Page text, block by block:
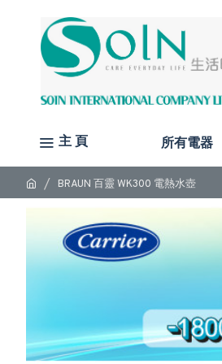
主 頁 所有電器
BRAUN 百靈 WK300 電熱水壺